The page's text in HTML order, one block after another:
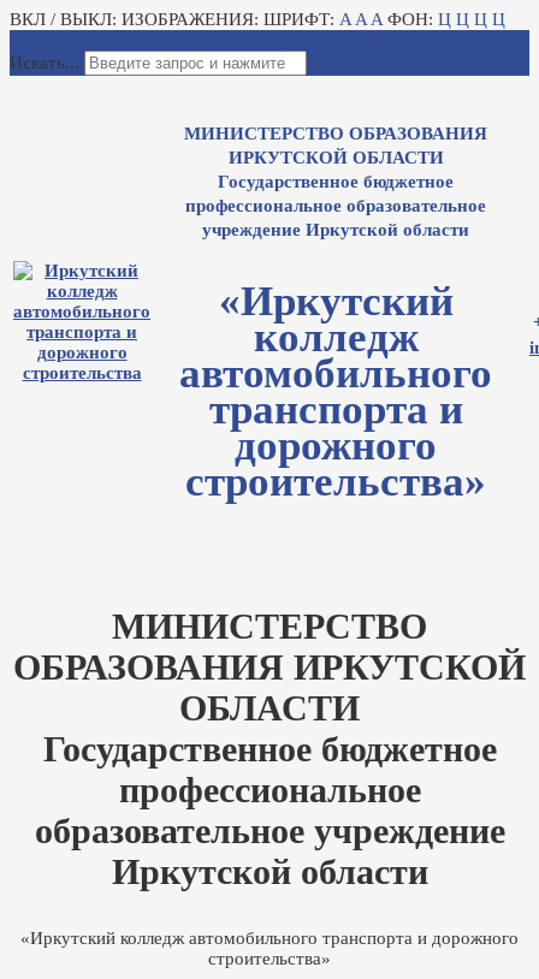
ВКЛ / ВЫКЛ: ИЗОБРАЖЕНИЯ: ШРИФТ: A A A ФОН: Ц Ц Ц Ц
Искать...
МИНИСТЕРСТВО ОБРАЗОВАНИЯ
ИРКУТСКОЙ ОБЛАСТИ
Государственное бюджетное
профессиональное образовательное
учреждение Иркутской области
«Иркутский
колледж
автомобильного
транспорта и
дорожного
строительства»
МИНИСТЕРСТВО
ОБРАЗОВАНИЯ ИРКУТСКОЙ
ОБЛАСТИ
Государственное бюджетное
профессиональное
образовательное учреждение
Иркутской области
«Иркутский колледж автомобильного транспорта и дорожного
строительства»